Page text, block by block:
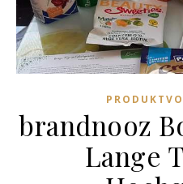
brandnooz
Lange